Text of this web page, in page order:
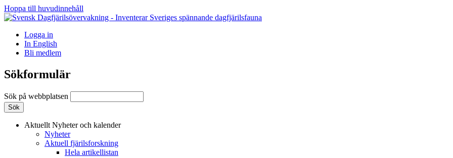
Hoppa till huvudinnehåll
Logga in
In English
Bli medlem
Sökformulär
Sök på webbplatsen
Aktuellt Nyheter och kalender
Nyheter
Aktuell fjärilsforskning
Hela artikellistan